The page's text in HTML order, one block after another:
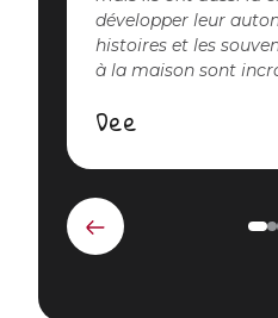
développer leur
histoires et les
à la maison sont
Dee
Élément
précédent